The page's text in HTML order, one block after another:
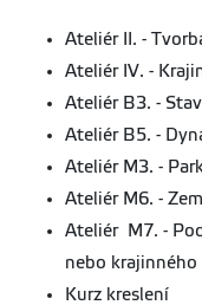
Ateliér II. -
Ateliér IV. -
Ateliér B3. -
Ateliér B5. -
Ateliér M3. -
Ateliér M6. -
Ateliér M7. -
nebo
Kurz kreslení